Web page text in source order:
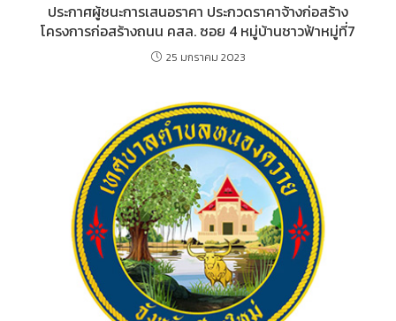
ประกาศผู้ชนะการเสนอราคา ประกวดราคาจ้างก่อสร้าง
โครงการก่อสร้างถนน คสล. ซอย 4 หมู่บ้านชาวฟ้าหมู่ที่7
25 มกราคม 2023